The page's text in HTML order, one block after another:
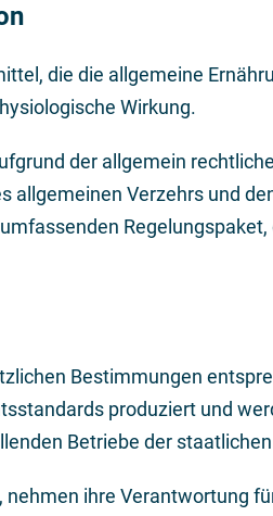
die die allgemeine
Wirkung.
der allgemein
allgemeinen Verzehrs und
Regelungspaket,
Bestimmungen
produziert und
Betriebe der
ihre Verantwortung